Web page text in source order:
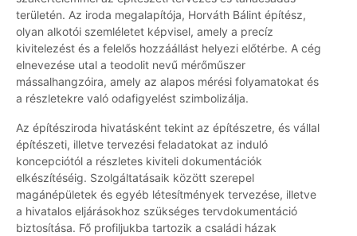
területén. Az iroda megalapítója, Horváth Bálint építész,
olyan alkotói szemléletet képvisel, amely a precíz
kivitelezést és a felelős hozzáállást helyezi előtérbe. A cég
elnevezése utal a teodolit nevű mérőműszer
mássalhangzóira, amely az alapos mérési folyamatokat és
a részletekre való odafigyelést szimbolizálja.
Az építésziroda hivatásként tekint az építészetre, és vállal
építészeti, illetve tervezési feladatokat az induló
koncepciótól a részletes kiviteli dokumentációk
elkészítéséig. Szolgáltatásaik között szerepel
magánépületek és egyéb létesítmények tervezése, illetve
a hivatalos eljárásokhoz szükséges tervdokumentáció
biztosítása. Fő profiljukba tartozik a családi házak